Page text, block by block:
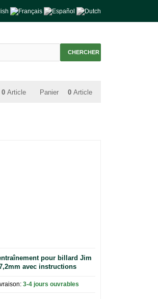
CHERCHER
Panier 0 Article
0 Article
pour billard Jim
avec instructions
3-4 jours ouvrables